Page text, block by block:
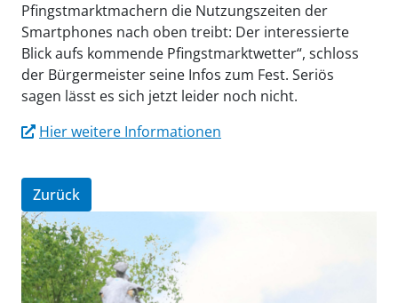
Pfingstmarktmachern die Nutzungszeiten der
Smartphones nach oben treibt: Der interessierte
Blick aufs kommende Pfingstmarktwetter“, schloss
der Bürgermeister seine Infos zum Fest. Seriös
sagen lässt es sich jetzt leider noch nicht.
Hier weitere Informationen
Zurück